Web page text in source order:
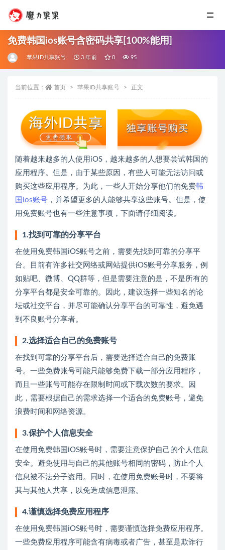
免费韩国ios账号含密码共享[100%能用]
苹果ID共享账号 3 年前 0 95
当前位置： 首页 苹果ID共享账号 正文
随着越来越多的人使用iOS，越来越多的人想要尝试韩国的
应用程序。但是，由于某些原因，有些人可能无法访问或
购买这些应用程序。为此，一些人开始分享他们的免费韩
国ios账号 ，并希望更多的人能够共享这些账号。但是，使
用免费账号也有一些注意事项，下面请仔细阅读。
1.找到可靠的分享平台
在使用免费韩国iOS账号之前，需要先找到可靠的分享平
台。目前有许多社交网络或网站提供iOS账号分享服务，例
如贴吧、微博、QQ群等，但是需要注意的是，不是所有的
分享平台都是安全可靠的。因此，建议选择一些知名的论
坛或社交平台，并尽可能确认分享平台的可靠性，避免遇
到不良账号分享者。
2.选择适合自己的免费账号
在找到可靠的分享平台后，需要选择适合自己的免费账
号。一些免费账号可能只能够免费下载一部分应用程序，
而且一些账号可能存在限制时间或下载次数的要求。因
此，需要根据自己的需求选择一个适合的免费账号，避免
浪费时间和网络资源。
3.保护个人信息安全
在使用免费韩国iOS账号时，需要注意保护自己的个人信息
安全。避免使用与自己的其他账号相同的密码，防止个人
信息被不法分子盗用。同时，在使用免费账号时，不要将
其与其他人共享，以免造成信息泄露。
4.谨慎选择免费应用程序
在使用免费韩国iOS账号时，需要谨慎选择免费应用程序。
一些免费应用程序可能含有病毒或者广告，甚至是欺诈行